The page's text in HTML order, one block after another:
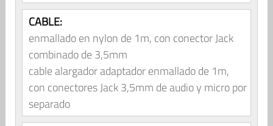
CABLE:
enmallado en nylon de 1m, con conector Jack
combinado de 3,5mm
cable alargador adaptador enmallado de 1m,
con conectores Jack 3,5mm de audio y micro por
separado